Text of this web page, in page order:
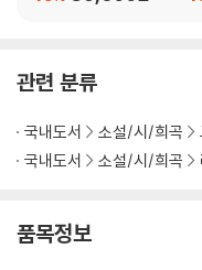
마조프가 작성한 그의 생애전
제3부
관련 분류
국내도서 소설/시/희곡
국내도서
소설/시/희곡
품목정보